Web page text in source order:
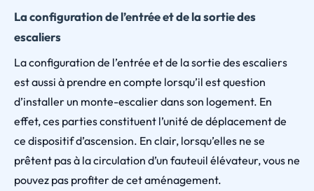
La configuration de l’entrée et de la sortie des
escaliers
La configuration de l’entrée et de la sortie des escaliers
est aussi à prendre en compte lorsqu’il est question
d’installer un monte-escalier dans son logement. En
effet, ces parties constituent l’unité de déplacement de
ce dispositif d’ascension. En clair, lorsqu’elles ne se
prêtent pas à la circulation d’un fauteuil élévateur, vous ne
pouvez pas profiter de cet aménagement.